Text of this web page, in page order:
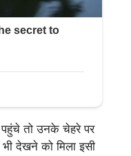
तो उनके चेहरे पर
देखने को मिला इसी